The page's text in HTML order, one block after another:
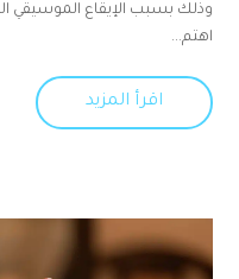
وذلك بسبب الإيقاع الموسيقي
اهتم...
اقرأ المزيد